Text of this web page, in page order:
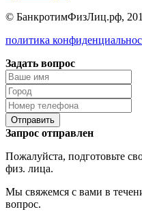
© БанкротимФизЛиц.рф,
политика
Задать вопрос
Отправить
Запрос отправлен
Пожалуйста, подготовьте
физ. лица.
Мы свяжемся с вами в
вопрос.